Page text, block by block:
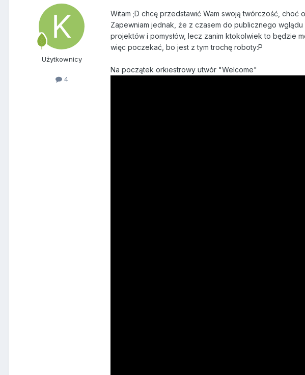
Użytkownicy
4
Witam ;D chcę przedstawić Wam swoją twórczość,
Zapewniam jednak, że z czasem do publicznego
projektów i pomysłów, lecz zanim ktokolwiek to będzie
więc poczekać, bo jest z tym trochę roboty:P
Na początek orkiestrowy utwór "Welcome"